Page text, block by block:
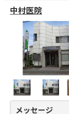
中村医院
メッセージ